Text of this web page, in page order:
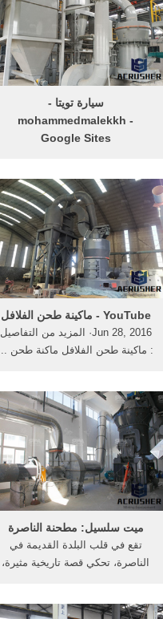
سيارة تويتا -
mohammedmalekkh -
Google Sites
‫ماكينة طحن الفلافل‬‎ - YouTube
Jun 28, 2016· المزيد من التفاصيل
: ماكينة طحن الفلافل ماكنة طحن ...
ميت سلسيل: مطحنة الناصرة
تقع في قلب البلدة القديمة في
الناصرة، تحكي قصة تاريخية مثيرة،